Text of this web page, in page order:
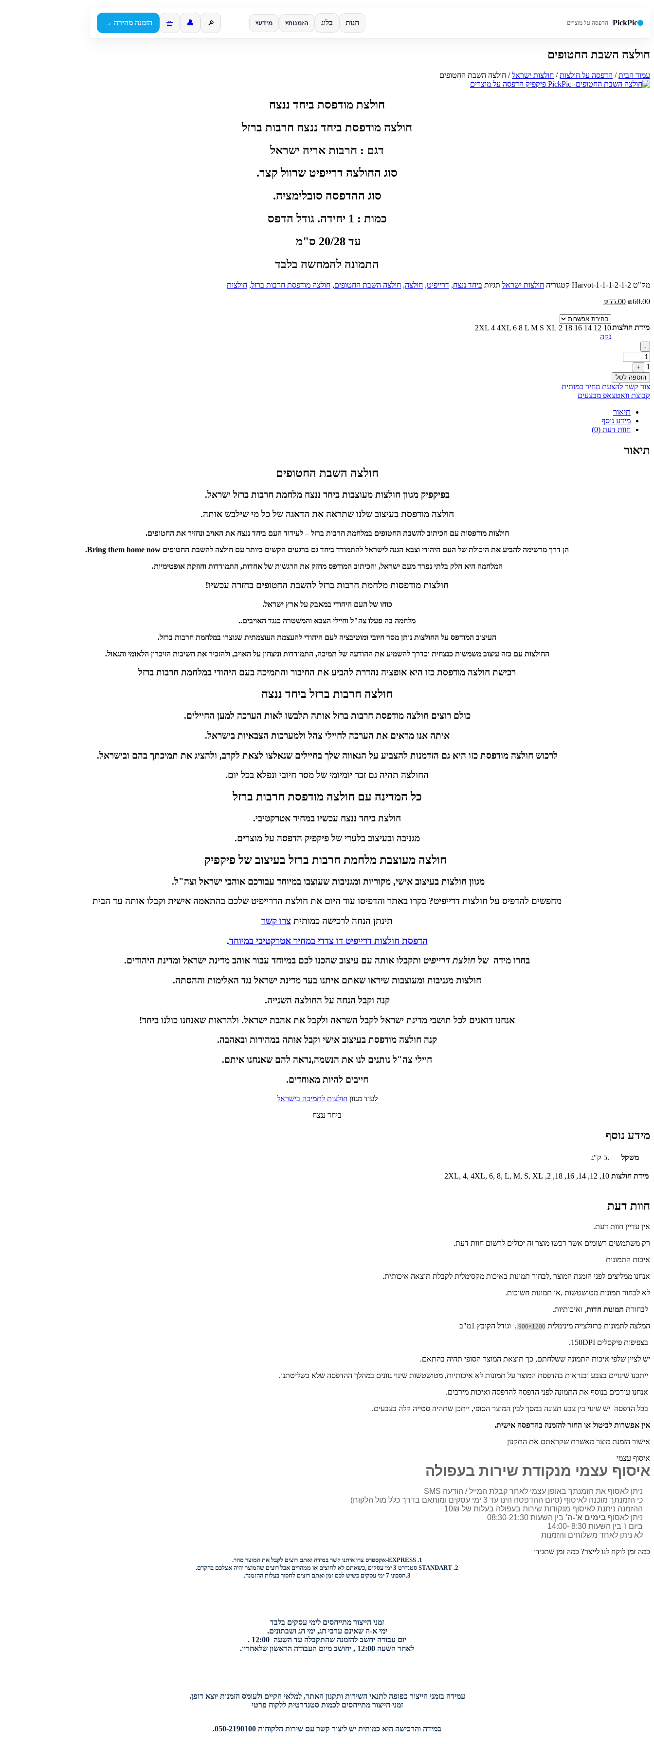
PickPic הדפסה על מוצרים חנות בלוג הזמנות▾ מידע▾
🔎
👤
🧺 הזמנה מהירה →
חולצה השבת החטופים
עמוד הבית/ הדפסה על חולצות/ חולצות ישראל/ חולצה השבת החטופים
חולצת מודפסת ביחד ננצח
חולצה מודפסת ביחד ננצח חרבות ברזל
דגם : חרבות אריה ישראל
סוג החולצה דרייפיט שרוול קצר.
סוג ההדפסה סובלימציה.
כמות : 1 יחידה. גודל הדפס
עד 20/28 ס"מ
התמונה להמחשה בלבד
מק"ט Harvot-1-1-1-2-1-2 קטגוריה חולצות ישראל תגיות ביחד ננצח, דרייפיט, חולצה, חולצה השבת החטופים, חולצה מודפסת חרבות ברזל, חולצות
₪60.00
המחיר
₪60.00.
₪55.00
הוא:
₪55.00.
מידת חולצות10
12
14
16
18
2
2XL 4 4XL 6 8 L M S XL
נקה
Quantity
-
1
+
הוספה לסל
צור קשר להצעת מחיר כמותית
קבוצת וואטצאפ מבצעים
תיאור
מידע נוסף
חוות דעת (0)
תיאור
חולצה השבת החטופים
בפיקפיק מגוון חולצות מעוצבות ביחד ננצח מלחמת חרבות ברזל ישראל.
חולצה מודפסת בעיצוב שלנו שתראה את הדאגה של כל מי שילבש אותה.
חולצות מודפסות עם הכיתוב להשבת החטופים במלחמת חרבות ברזל – לעידוד העם ביחד ננצח את האויב ונחזיר את החטופים.
הן דרך מרשימה להביע את היכולת של העם היהודי וצבא הגנה לישראל להתמודד ביחד גם ברגעים הקשים ביותר עם חולצה להשבת החטופים Bring them home now.
המלחמה היא חלק בלתי נפרד מעם ישראל, והכיתוב המודפס מחזק את הרגשות של אחדות, התמודדות וחוזקת אופטימיות.
חולצות מודפסות מלחמת חרבות ברזל להשבת החטופים בחזרה עכשיו!
כוחו של העם היהודי במאבק על ארץ ישראל.
מלחמה בה פעלו צה"ל וחיילי הצבא והמשטרה כנגד האויבים..
העיצוב המודפס על החולצות נותן מסר חיובי ומוטיבציה לעם היהודי להעצמת העוצמתית שנוצרו במלחמת חרבות ברזל.
החולצות עם כזה עיצוב משמשות כנצחית וכדרך להשמיע את ההודעה של תמיכה, התמודדות וניצחון על האויב, ולהזכיר את חשיבות הזיכרון הלאומי והגאול.
רכישת חולצה מודפסת כזו היא אופציה נהדרת להביע את החיבור והתמיכה בעם היהודי במלחמת חרבות ברזל
חולצה חרבות ברזל ביחד ננצח
כולם רוצים חולצה מודפסת חרבות ברזל אותה תלבשו לאות הערכה למען החיילים.
איתה אנו מראים את הערכה לחיילי צהל ולמערכות הצבאיות בישראל.
לרכוש חולצה מודפסת כזו היא גם הזדמנות להצביע על הגאווה שלך בחיילים שנאלצו לצאת לקרב, ולהציג את תמיכתך בהם ובישראל.
החולצה תהיה גם זכר יומיומי של מסר חיובי ונפלא בכל יום.
כל המדינה עם חולצה מודפסת חרבות ברזל
חולצת ביחד ננצח עכשיו במחיר אטרקטיבי.
מגניבה ובעיצוב בלעדי של פיקפיק הדפסה על מוצרים.
חולצה מעוצבת מלחמת חרבות ברזל בעיצוב של פיקפיק
מגוון חולצות בעיצוב אישי, מקוריות ומגניבות שעוצבו במיוחד עבורכם אוהבי ישראל וצה"ל.
מחפשים להדפיס על חולצות דרייפיט? בקרו באתר והדפיסו עוד היום את חולצת הדרייפיט שלכם בהתאמה אישית וקבלו אותה עד הבית
תינתן הנחה לרכישה כמותית צרו קשר
הדפסת חולצות דרייפיט דו צדדי במחיר אטרקטיבי במיוחד.
בחרו מידה של חולצת דרייפיט ותקבלו אותה עם עיצוב שהכנו לכם במיוחד עבור אוהב מדינת ישראל ומדינת היהודים.
חולצות מגניבות ומעוצבות שיראו שאתם איתנו בעד מדינת ישראל נגד האלימות וההסתה.
קנה וקבל הנחה על החולצה השנייה.
אנחנו דואגים לכל תושבי מדינת ישראל לקבל השראה ולקבל את אהבת ישראל. ולהראות שאנחנו כולנו ביחד!
קנה חולצה מודפסת בעיצוב אישי וקבל אותה במהירות ובאהבה.
חיילי צה"ל נותנים לנו את הנשמה,נראה להם שאנחנו איתם.
חייבים להיות מאוחדים.
לעוד מגווןחולצות לתמיכה בישראל
ביחד ננצח
מידע נוסף
משקל .5 ק"ג
מידת חולצות 10, 12, 14, 16, 18, 2, 2XL, 4, 4XL, 6, 8, L, M, S, XL
חוות דעת
אין עדיין חוות דעת.
רק משתמשים רשומים אשר רכשו מוצר זה יכולים לרשום חוות דעת.
איכות התמונות
אנחנו ממליצים לפני הזמנת המוצר ,לבחור תמונות באיכות מקסימלית לקבלת תוצאה איכותית.
לא לבחור תמונות מטושטשות ,או תמונות חשוכות.
לבחורת תמונות חדות ואיכותיות.
המלצה לתמונות ברזולצייה מינימלית 1200×900
, וגודל הקובץ 1מ"ב
בצפיפות פיקסלים 150DPI.
יש לציין שלפי איכות התמונה ששלחתם, כך תוצאת המוצר הסופי תהיה בהתאם.
ייתכנו שינויים בצבע ובנראות בהדפסת המוצר על תמונות לא איכותיות, מטושטשות שינוי גוונים במהלך ההדפסה שלא בשליטתנו.
אנחנו עורכים בנוסף את התמונה לפני הדפסה להדפסה ואיכות מירבים.
בכל הדפסה יש שינוי בין צבע תצוגה במסך לבין המוצר הסופי, ייתכן שתהיה סטייה קלה בצבעים.
אין אפשרות לביטול או החזר להזמנה בהדפסה אישית.
אישור הזמנת מוצר מאשרת שקראתם את התקנון
איסוף עצמי
איסוף עצמי מנקודת שירות בעפולה
ניתן לאסוף את הזמנתך באופן עצמי לאחר קבלת המייל / הודעה SMS
כי הזמנתך מוכנה לאיסוף (סיום ההדפסה הינו עד 3 ימי עסקים ומותאם בדרך כלל מול הלקוח)
ההזמנה ניתנת לאיסוף מנקודות שירות בעפולה בעלות של 10₪
ניתן לאסוף בימים א’-ה’ בין השעות 08:30-21:30
ביום ו' בין השעות 8:30 -14:00
לא ניתן לאחד משלוחים והזמנות
כמה זמן לוקח לנו לייצר? כמה זמן שתגידו
1.
EXPRESS- אקספרס צרו איתנו קשר במידה ואתם רוצים לקבל את המוצר מהר.
2.
STANDART סטנדרט 3 ימי עסקים ,כשאתם לא לחוצים או ממהרים אבל רוצים שהמוצר יהיה אצלכם בהקדם.
3. חסכוני7 ימי עסקים כשיש לכם זמן ואתם רוצים לחסוך בעלות ההזמנה.
זמני הייצור מתייחסים לימי עסקים בלבד
ימי א-ה שאינם ערבי חג, ימי חג ושבתונים.
יום עבודה יחשב להזמנה שהתקבלה עד השעה 12:00 .
לאחר השעה 12:00 , יחושב מיום העבודה הראשון שלאחריו.
עמידה בזמני הייצור כפופה לתנאי השירות ותקנון האתר, למלאי הקיים ולעומס הזמנות יוצא דופן.
זמני הייצור מתייחסים לכמות סטנדרטית ללקוח פרטי
במידה והרכישה היא כמותית יש ליצור קשר עם שירות הלקוחות 050-2190100.